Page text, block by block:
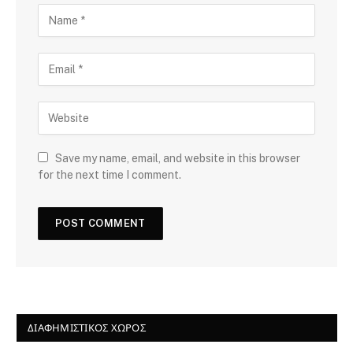
Save my name, email, and website in this browser
for the next time I comment.
ΔΙΑΦΗΜΙΣΤΙΚΌΣ ΧΏΡΟΣ